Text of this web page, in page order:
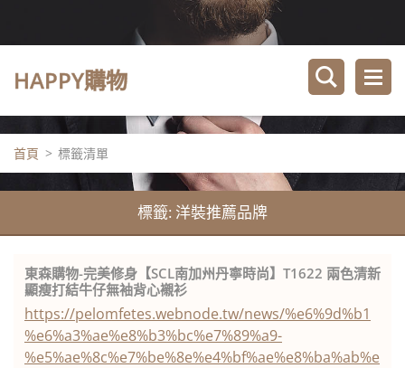
HAPPY購物
首頁 > 標籤清單
標籤: 洋裝推薦品牌
東森購物-完美修身【SCL南加州丹寧時尚】T1622 兩色清新
顯瘦打結牛仔無袖背心襯衫
https://pelomfetes.webnode.tw/news/%e6%9d%b1
%e6%a3%ae%e8%b3%bc%e7%89%a9-
%e5%ae%8c%e7%be%8e%e4%bf%ae%e8%ba%ab%e